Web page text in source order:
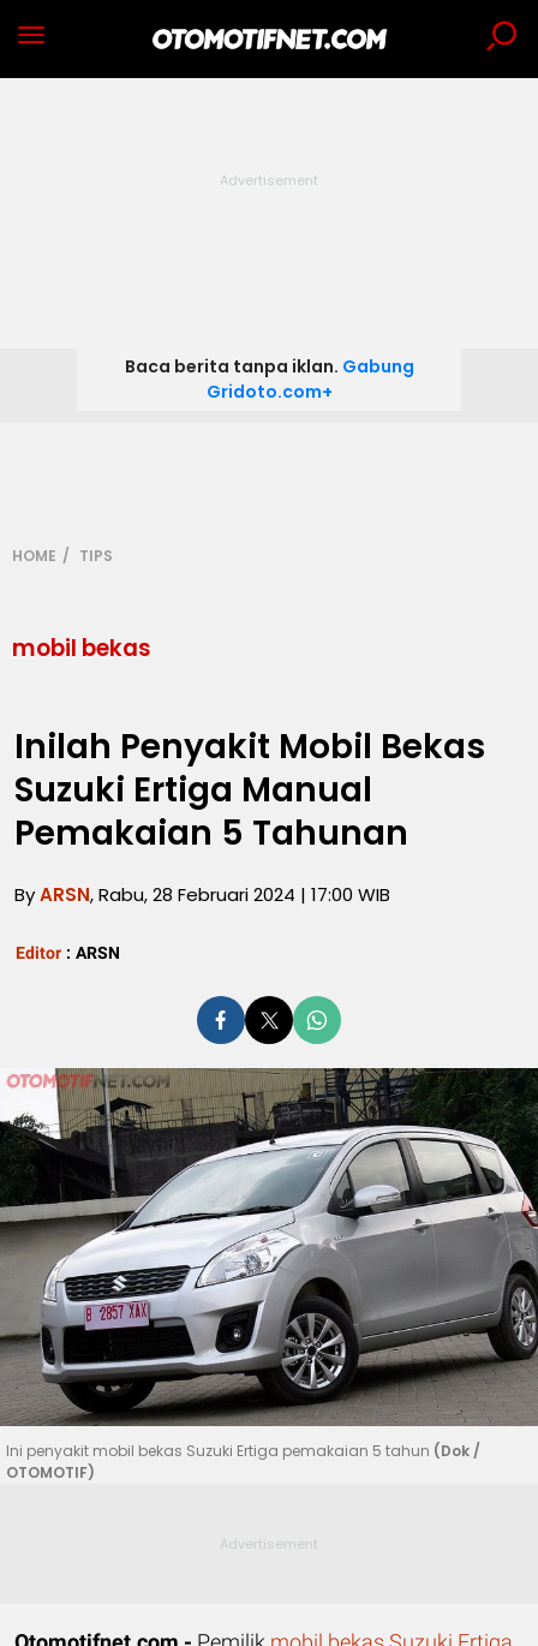
Baca berita tanpa iklan. Gabung
Gridoto.com+
HOME TIPS
mobil bekas
Inilah Penyakit Mobil Bekas
Suzuki Ertiga Manual
Pemakaian 5 Tahunan
ByARSN, Rabu, 28 Februari 2024 | 17:00 WIB
Editor : ARSN
Ini penyakit mobil bekas Suzuki Ertiga pemakaian 5 tahun (Dok /
OTOMOTIF)